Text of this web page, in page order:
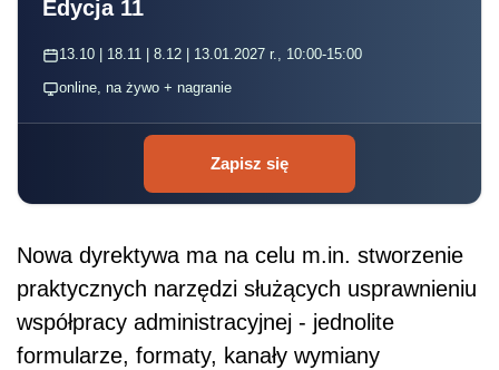
Edycja 11
13.10 | 18.11 | 8.12 | 13.01.2027 r., 10:00-15:00
online, na żywo + nagranie
Zapisz się
Nowa dyrektywa ma na celu m.in. stworzenie
praktycznych narzędzi służących usprawnieniu
współpracy administracyjnej - jednolite
formularze, formaty, kanały wymiany